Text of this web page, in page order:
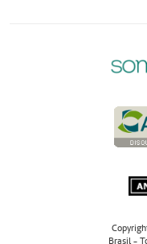
Brasil -